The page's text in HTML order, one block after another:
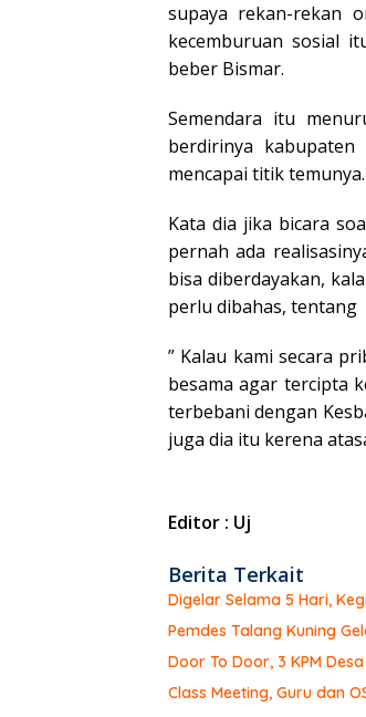
supaya rekan-rekan
kecemburuan sosial
beber Bismar.
Semendara itu
berdirinya
mencapai titik temunya.
Kata dia jika bicara
pernah ada
bisa diberdayakan,
perlu dibahas, tentang
” Kalau kami secara
besama agar tercipta
terbebani dengan
juga dia itu kerena
Editor : Uj
Berita Terkait
Digelar Selama 5 Hari,
Pemdes Talang Kuning
Door To Door, 3 KPM
Class Meeting, Guru dan